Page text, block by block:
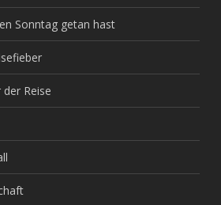
Sonntag getan hast
Reise